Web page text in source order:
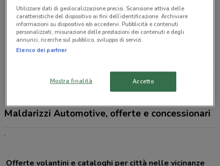
Via Argiro, 54 Bari
8.9 km
CHIUSO
Via Oberdan, 2 Bari
9.8 km
Tutti i negozi Maldarizzi Automotive
Maldarizzi Automotive, offerte e concessionari
.
Offerte volantini e cataloghi per città nelle vicinanze
Utilizzare dati di geolocalizzazione precisi. Scansione attiva delle
caratteristiche del dispositivo ai fini dell’identificazione. Archiviare
informazioni su dispositivo e/o accedervi. Pubblicità e contenuti
personalizzati, misurazione delle prestazioni dei contenuti e degli
annunci, ricerche sul pubblico, sviluppo di servizi.
Elenco dei partner
Mostra finalità Accetto